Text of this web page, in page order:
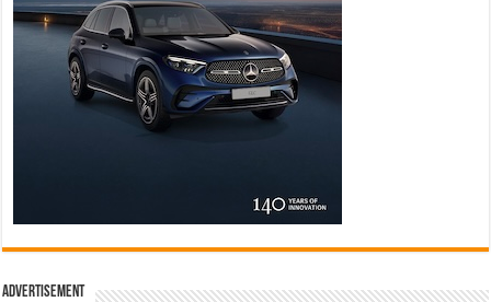
Advertisement